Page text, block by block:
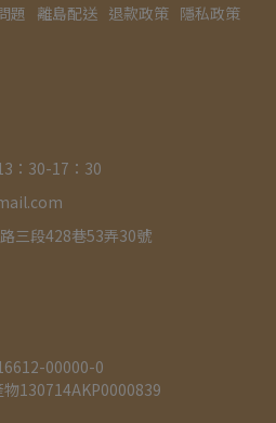
題 離島配送 退款政策 隱私政策
：30-17：30
三段428巷53弄30號
00000-0
130714AKP0000839